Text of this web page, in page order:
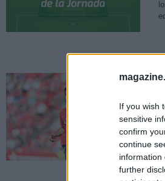
If you wish
sensitive
confirm
continue
information
further